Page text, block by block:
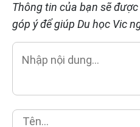
Thông tin của bạn sẽ
góp ý để giúp Du học Vic